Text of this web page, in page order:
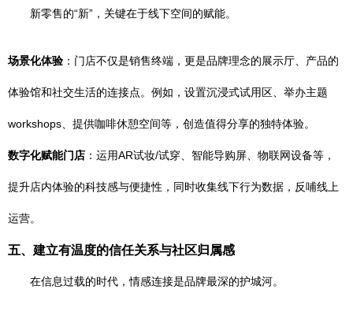
新零售的“新”，关键在于线下空间的赋能。
场景化体验 ：门店不仅是销售终端，更是品牌理念的展示厅、产品的
体验馆和社交生活的连接点。例如，设置沉浸式试用区、举办主题
workshops、提供咖啡休憩空间等，创造值得分享的独特体验。
数字化赋能门店 ：运用AR试妆/试穿、智能导购屏、物联网设备等，
提升店内体验的科技感与便捷性，同时收集线下行为数据，反哺线上
运营。
五、建立有温度的信任关系与社区归属感
在信息过载的时代，情感连接是品牌最深的护城河。